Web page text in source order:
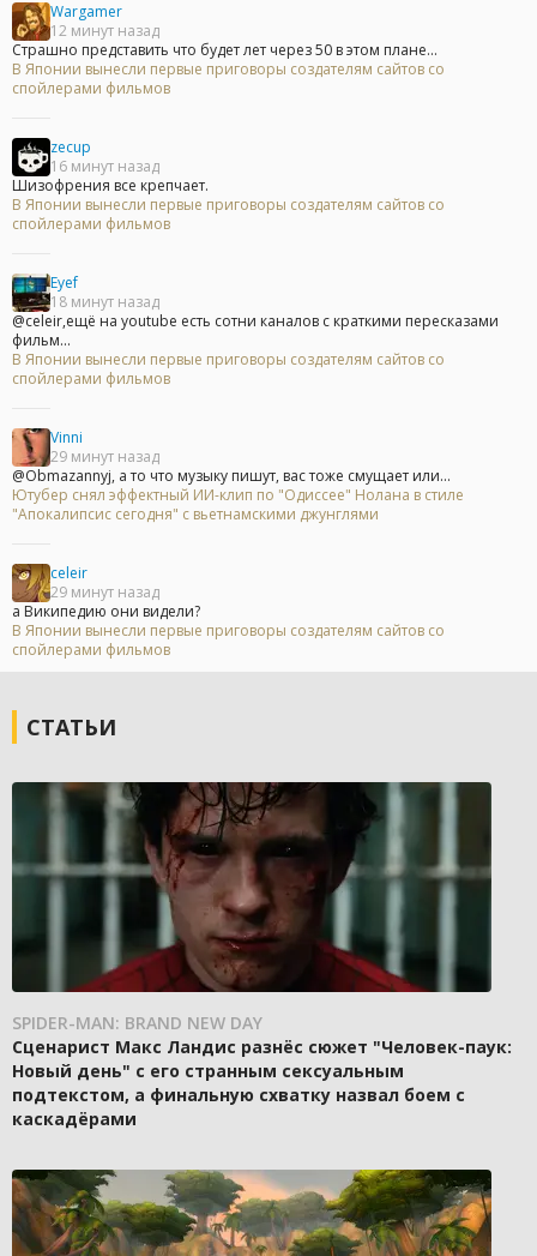
Wargamer
12 минут назад
Страшно представить что будет лет через 50 в этом плане...
В Японии вынесли первые приговоры создателям сайтов со
спойлерами фильмов
zecup
16 минут назад
Шизофрения все крепчает.
В Японии вынесли первые приговоры создателям сайтов со
спойлерами фильмов
Eyef
18 минут назад
@celeir,ещё на youtube есть сотни каналов с краткими пересказами
фильм...
В Японии вынесли первые приговоры создателям сайтов со
спойлерами фильмов
Vinni
29 минут назад
@Obmazannyj, а то что музыку пишут, вас тоже смущает или...
Ютубер снял эффектный ИИ-клип по "Одиссее" Нолана в стиле
"Апокалипсис сегодня" с вьетнамскими джунглями
celeir
29 минут назад
а Википедию они видели?
В Японии вынесли первые приговоры создателям сайтов со
спойлерами фильмов
СТАТЬИ
SPIDER-MAN: BRAND NEW DAY
Сценарист Макс Ландис разнёс сюжет "Человек-паук:
Новый день" с его странным сексуальным
подтекстом, а финальную схватку назвал боем с
каскадёрами